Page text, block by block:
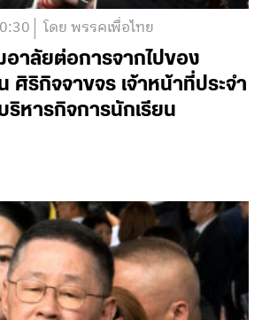
โดย พรรคเพื่อไทย
าลัยต่อการจากไปของ
ศิริกิจจาขจร เจ้าหน้าที่ประจำ
หารกิจการนักเรียน